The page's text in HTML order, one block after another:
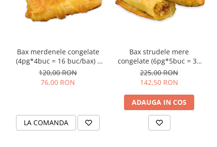
Snack-uri sărate
Covrigi cu ulei de masline
Grisine
Crochete
Produse de gătit
Malai
Produse congelate
Bax merdenele congelate
(4pg*4buc = 16 buc/bax) -
(16buc*107g/buc =
1.7kg/bax)
120,00 RON
76,00 RON
LA COMANDA
Bax strudele mere
congelate (6pg*5buc = 30
buc/bax) - (30buc*105g/buc
= 3.15kg/bax)
225,00 RON
142,50 RON
ADAUGA IN COS